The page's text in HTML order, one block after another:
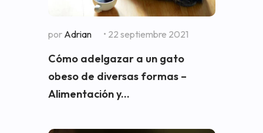
por Adrian • 22 septiembre 2021
Cómo adelgazar a un gato
obeso de diversas formas –
Alimentación y...